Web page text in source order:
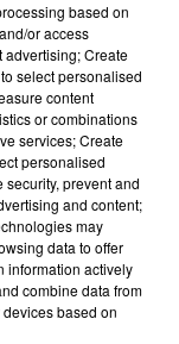
based on
or access
advertising; Create
select personalised
content
or combinations
services; Create
personalised
prevent and
and content;
may
data to offer
information actively
combine data from
based on